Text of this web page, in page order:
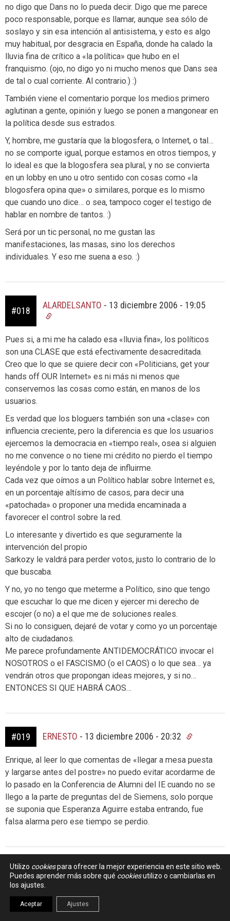
no digo que Dans no lo pueda decir. Digo que me parece
poco responsable, porque es llamar, aunque sea sólo de
soslayo y sin esa intención al antisistema, y esto es algo
muy habitual, por desgracia en España, donde ha calado la
lluvia fina de crítico a «la política» que hubo en el
franquismo. (ojo, no digo yo ni mucho menos que Dans sea
de tal o cual corriente. Al contrario.) :)
También viene el comentario porque los medios primero
aglutinan a gente, opinión y luego se ponen a mangonear en
la política desde sus estrados.
Y, hombre, me gustaría que la blogosfera, o Internet, o tal…
no se comporte igual, porque estamos en otros tiempos, y
lo ideal es que la blogosfera sea plural, y no se convierta
en un lobby en uno u otro sentido con cosas como «la
blogosfera opina que» o similares, porque es lo mismo
que cuando uno dice… o sea, tampoco coger el testigo de
hablar en nombre de tantos. :)
Será por un tic personal, no me gustan las
manifestaciones, las masas, sino los derechos
individuales. Y eso me suena a eso. :)
#018
ALARDELSANTO - 13 diciembre 2006 - 19:05
Pues si, a mi me ha calado esa «lluvia fina», los políticos
son una CLASE que está efectivamente desacreditada.
Creo que lo que se quiere decir con «Politicians, get your
hands off OUR Internet» es ni más ni menos que
conservemos las cosas como están, en manos de los
usuarios.
Es verdad que los bloguers también son una «clase» con
influencia creciente, pero la diferencia es que los usuarios
ejercemos la democracia en «tiempo real», osea si alguien
no me convence o no tiene mi crédito no pierdo el tiempo
leyéndole y por lo tanto deja de influirme.
Cada vez que oímos a un Político hablar sobre Internet es,
en un porcentaje altísimo de casos, para decir una
«patochada» o proponer una medida encaminada a
favorecer el control sobre la red.
Lo interesante y divertido es que seguramente la
intervención del propio
Sarkozy le valdrá para perder votos, justo lo contrario de lo
que buscaba.
Y no, yo no tengo que meterme a Político, sino que tengo
que escuchar lo que me dicen y ejercer mi derecho de
escojer (o no) a el que me de soluciones reales.
Si no lo consiguen, dejaré de votar y como yo un porcentaje
alto de ciudadanos.
Me parece profundamente ANTIDEMOCRÁTICO invocar el
NOSOTROS o el FASCISMO (o el CAOS) o lo que sea… ya
vendrán otros que propongan ideas mejores, y si no…
ENTONCES SI QUE HABRÁ CAOS…
#019 ERNESTO - 13 diciembre 2006 - 20:32
Enrique, al leer lo que comentas de «llegar a mesa puesta
y largarse antes del postre» no puedo evitar acordarme de
lo pasado en la Conferencia de Alumni del IE cuando no se
llego a la parte de preguntas del de Siemens, solo porque
se suponia que Esperanza Aguirre estaba entrando, fue
falsa alarma pero ese tiempo se perdio.
#020
CARLOS ENRILE-15 diciembre 2006 - 18:45
La sociedad civil avanza EN CONTRACORRIENTE de los
Utilizo cookiespara ofrecer la mejor experiencia en este sitio web.
Puedes aprender más sobre qué cookiesutilizo o cambiarlas en
los ajustes.
Aceptar Ajustes